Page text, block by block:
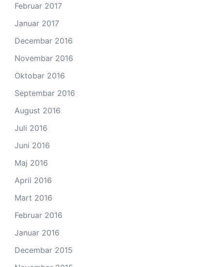
Februar 2017
Januar 2017
Decembar 2016
Novembar 2016
Oktobar 2016
Septembar 2016
August 2016
Juli 2016
Juni 2016
Maj 2016
April 2016
Mart 2016
Februar 2016
Januar 2016
Decembar 2015